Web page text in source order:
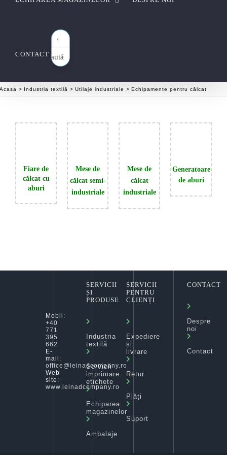
CONTACTCaută
Acasa Industria textilă Utilaje industriale Echipamente pentru călcat
Fiare de
călcat cu
aburi
Mese de
călcat semi-
industriale
Mese de
călcat
industriale
Generatoare
de aburi
Mobil:
+40
771
395
662
E-
mail:
office@leinadcompany.ro
Web
site:
www.leinadcompany.ro
SERVICII
ȘI
PRODUSE
Industria
textilă
Servicii
imprimare
etichete
Echiparea
magazinelor
Ambalaje
SERVICII
PENTRU
CLIENȚI
Expediere
și
livrare
Retur
Plăți
Suport
CONTACT
Despre
noi
Contact